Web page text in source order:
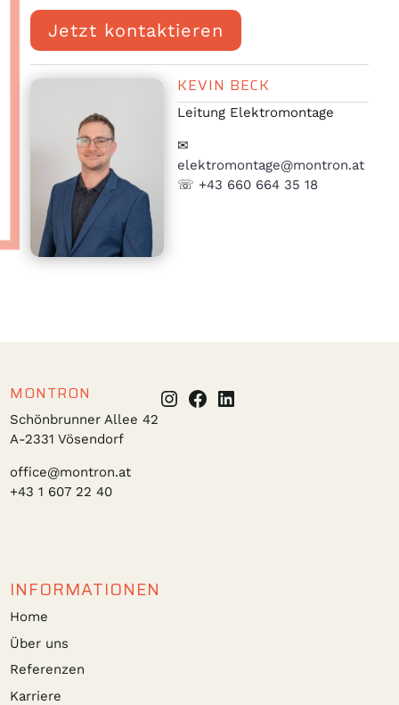
Jetzt kontaktieren
KEVIN BECK
Leitung Elektromontage
✉
elektromontage@montron.at
☏ +43 660 664 35 18
MONTRON
Schönbrunner Allee 42
A-2331 Vösendorf
office@montron.at
+43 1 607 22 40
Instagram
Facebook
LinkedIn
INFORMATIONEN
Home
Über uns
Referenzen
Karriere